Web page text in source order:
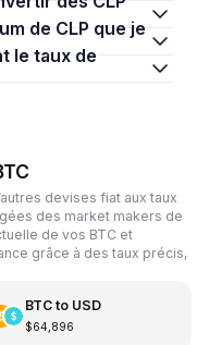
devises fiat aux taux
des market makers de
de vos BTC et
grâce à des taux précis,
BTCto USD
$64,896